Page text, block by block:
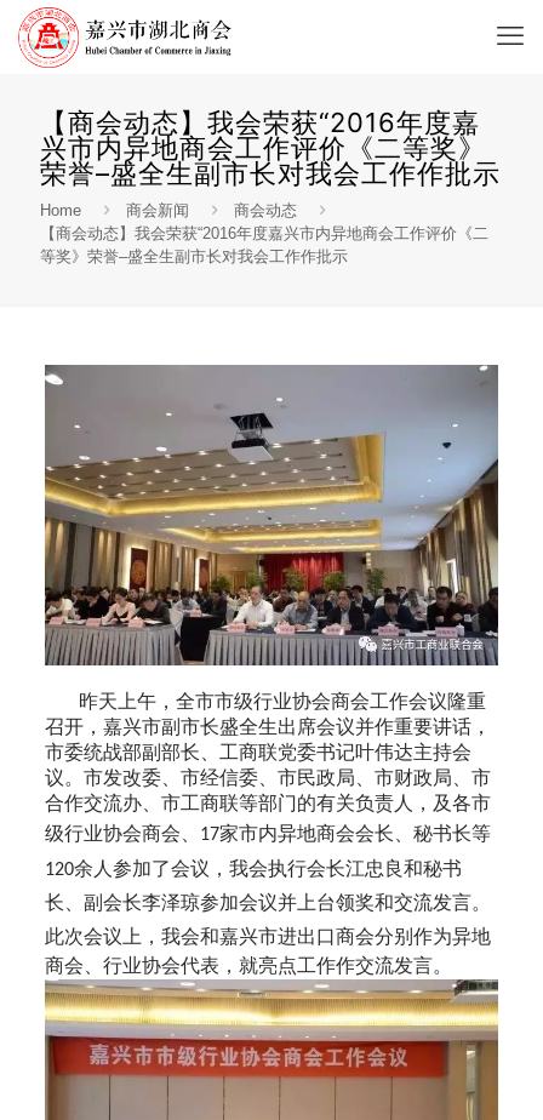
【商会动态】我会荣获“2016年度嘉
兴市内异地商会工作评价《二等奖》
荣誉–盛全生副市长对我会工作作批示
Home 商会新闻
商会动态
【商会动态】我会荣获“2016年度嘉兴市内异地商会工作评价《二
等奖》荣誉–盛全生副市长对我会工作作批示
昨天上午，全市市级行业协会商会工作会议隆重
召开， 嘉兴市副市长盛全生出席会议并作重要讲话，
市委统战部副部长、工商联党委书记叶伟达主持会
议。市发改委、市经信委、市民政局、市财政局、市
合作交流办、市工商联等部门的有关负责人
， 及各市
级行业协会商会
17家市内异地商会会长、秘书长等
120余人参加了会议， 我会执行会长江忠良和秘书
长、副会长李泽琼参加会议并上台领奖和交流发言。
此次会议上，我会和嘉兴市进出口商会分别 作为异地
商会、行业协会代表， 就亮点工作作交流发言。